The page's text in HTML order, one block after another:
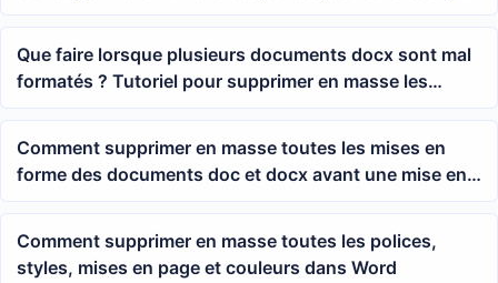
de mise en page de plusieurs documents docx
Que faire lorsque plusieurs documents docx sont mal
formatés ? Tutoriel pour supprimer en masse les
couleurs et les styles de texte Word
Comment supprimer en masse toutes les mises en
forme des documents doc et docx avant une mise en
page unifiée dans un document Word
Comment supprimer en masse toutes les polices,
styles, mises en page et couleurs dans Word